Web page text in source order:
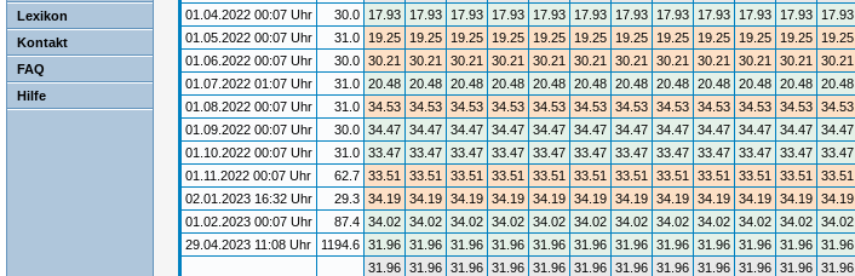
Lexikon
Kontakt
FAQ
Hilfe
01.04.2022 00:07 Uhr
30.0 17.93 17.93 17.93 17.93 17.93 17.93 17.93 17.93 17.93 17.93 17.93 17.93
01.05.2022 00:07 Uhr
31.0 19.25 19.25 19.25 19.25 19.25 19.25 19.25 19.25 19.25 19.25 19.25 19.25
01.06.2022 00:07 Uhr
30.0 30.21 30.21 30.21 30.21 30.21 30.21 30.21 30.21 30.21 30.21 30.21 30.21
01.07.2022 01:07 Uhr
31.0 20.48 20.48 20.48 20.48 20.48 20.48 20.48 20.48 20.48 20.48 20.48 20.48
01.08.2022 00:07 Uhr
31.0 34.53 34.53 34.53 34.53 34.53 34.53 34.53 34.53 34.53 34.53 34.53 34.53
01.09.2022 00:07 Uhr
30.0 34.47 34.47 34.47 34.47 34.47 34.47 34.47 34.47 34.47 34.47 34.47 34.47
01.10.2022 00:07 Uhr
31.0 33.47 33.47 33.47 33.47 33.47 33.47 33.47 33.47 33.47 33.47 33.47 33.47
01.11.2022 00:07 Uhr
62.7 33.51 33.51 33.51 33.51 33.51 33.51 33.51 33.51 33.51 33.51 33.51 33.51
02.01.2023 16:32 Uhr
29.3 34.19 34.19 34.19 34.19 34.19 34.19 34.19 34.19 34.19 34.19 34.19 34.19
01.02.2023 00:07 Uhr
87.4 34.02 34.02 34.02 34.02 34.02 34.02 34.02 34.02 34.02 34.02 34.02 34.02
29.04.2023 11:08 Uhr
1194.6 31.96 31.96 31.96 31.96 31.96 31.96 31.96 31.96 31.96 31.96 31.96 31.96
31.96 31.96 31.96 31.96 31.96 31.96 31.96 31.96 31.96 31.96 31.96 31.96